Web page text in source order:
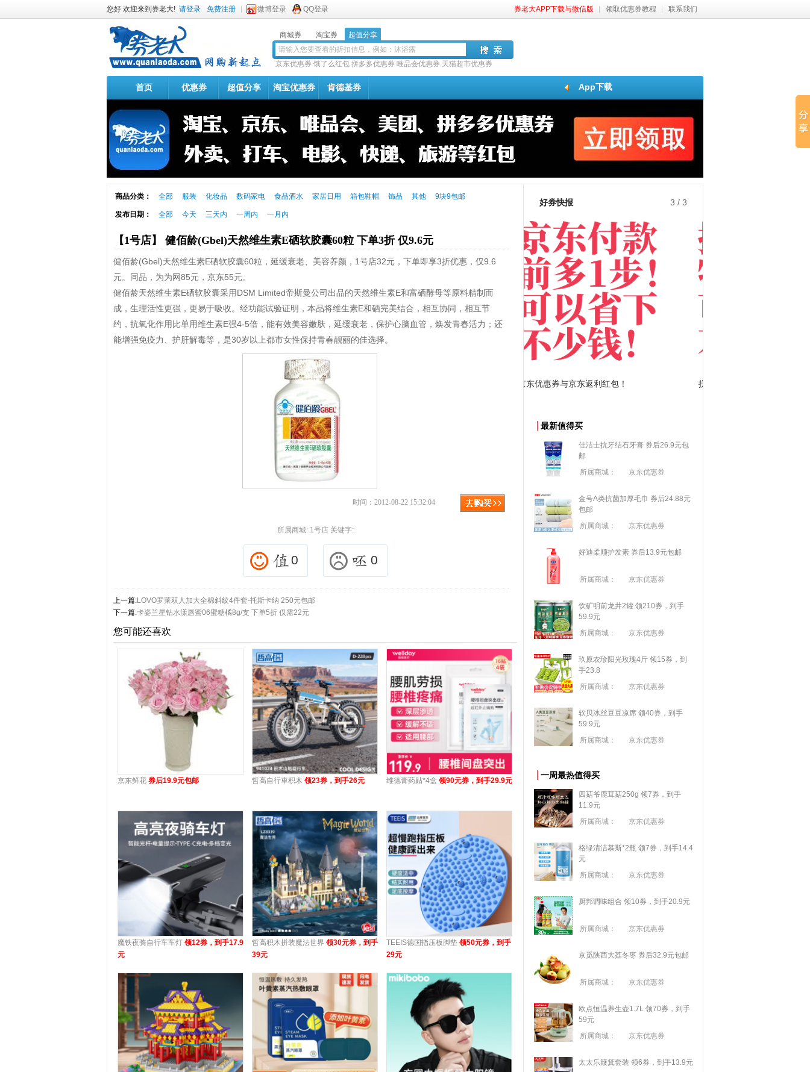
您好 欢迎来到券老大! 请登录 免费注册 微博登录 QQ登录 券老大APP下载与微信版 领取优惠券教程 联系我们
商城券 淘宝券 超值分享
京东优惠券 饿了么红包 拼多多优惠券 唯品会优惠券 天猫超市优惠券
App下载
首页 优惠券 超值分享 淘宝优惠券 肯德基券
商品分类： 全部 服装 化妆品 数码家电 食品酒水 家居日用 箱包鞋帽 饰品 其他 9块9包邮
发布日期： 全部 今天 三天内 一周内 一月内
【1号店】 健佰龄(Gbel)天然维生素E硒软胶囊60粒 下单3折 仅9.6元
健佰龄(Gbel)天然维生素E硒软胶囊60粒，延缓衰老、美容养颜，1号店32元，下单即享3折优惠，仅9.6
元。同品，为为网85元，京东55元。
健佰龄天然维生素E硒软胶囊采用DSM Limited帝斯曼公司出品的天然维生素E和富硒酵母等原料精制而
成，生理活性更强，更易于吸收。经功能试验证明，本品将维生素E和硒完美结合，相互协同，相互节
约，抗氧化作用比单用维生素E强4-5倍，能有效美容嫩肤，延缓衰老，保护心脑血管，焕发青春活力；还
能增强免疫力、护肝解毒等，是30岁以上都市女性保持青春靓丽的佳选择。
时间：2012-08-22 15:32:04
所属商城: 1号店关键字:
0 0
上一篇:LOVO罗莱双人加大全棉斜纹4件套-托斯卡纳 250元包邮
下一篇:卡姿兰星钻水漾唇蜜06蜜糖橘8g/支 下单5折 仅需22元
您可能还喜欢
京东鲜花 券后19.9元包邮 哲高自行車积木 领23券，到手26元 维德膏药贴*4盒 领90元券，到手29.9元
魔铁夜骑自行车车灯 领12券，到手17.9
元
哲高积木拼装魔法世界 领30元券，到手
39元
TEEIS德国指压板脚垫 领50元券，到手
29元
好券快报 3 / 3
拼多多优惠券+拼多多返利
最新值得买
佳洁士抗牙结石牙膏 券后26.9元包
邮
所属商城：
京东优惠券
金号A类抗菌加厚毛巾 券后24.88元
包邮
所属商城：
京东优惠券
好迪柔顺护发素 券后13.9元包邮
所属商城： 京东优惠券
饮矿明前龙井2罐 领210券，到手
59.9元
所属商城：
京东优惠券
玖原农珍阳光玫瑰4斤 领15券，到
手23.8
所属商城：
京东优惠券
软贝冰丝豆豆凉席 领40券，到手
59.9元
所属商城：
京东优惠券
一周最热值得买
四菇爷鹿茸菇250g 领7券，到手
11.9元
所属商城：
京东优惠券
格绿清洁慕斯*2瓶 领7券，到手14.4
元
所属商城：
京东优惠券
厨邦调味组合 领10券，到手20.9元
所属商城： 京东优惠券
京觅陕西大荔冬枣 券后32.9元包邮
所属商城： 京东优惠券
欧点恒温养生壶1.7L 领70券，到手
59元
所属商城：
京东优惠券
太太乐簸箕套装 领6券，到手13.9元